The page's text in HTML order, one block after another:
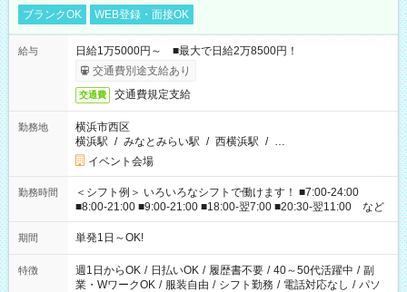
ブランクOK
WEB登録・面接OK
給与
日給1万5000円～ ■最大で日給2万8500円！
交通費別途支給あり
交通費 交通費規定支給
勤務地
横浜市西区
横浜駅 / みなとみらい駅 / 西横浜駅 / …
イベント会場
勤務時間
＜シフト例＞ いろいろなシフトで働けます！ ■7:00-24:00
■8:00-21:00 ■9:00-21:00 ■18:00-翌7:00 ■20:30-翌11:00 など
期間 単発1日～OK!
特徴 週1日からOK / 日払いOK / 履歴書不要 / 40～50代活躍中 / 副
業・WワークOK / 服装自由 / シフト勤務 / 電話対応なし / パソ